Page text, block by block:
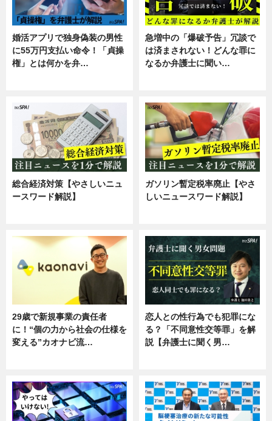
婚活アプリで独身偽装の男性
に55万円支払い命令！「貞操
権」とは何かを弁…
急増中の「爆破予告」冗談で
は済まされない！どんな罪に
なるか弁護士に聞い…
総合経済対策【やさしいニュ
ースワード解説】
ガソリン暫定税率廃止【やさ
しいニュースワード解説】
29歳で新規事業の責任者
に！“個の力から社会の仕様を
変える”カオナビ流…
恋人との性行為でも犯罪にな
る？「不同意性交等罪」を解
説【弁護士に聞く男…